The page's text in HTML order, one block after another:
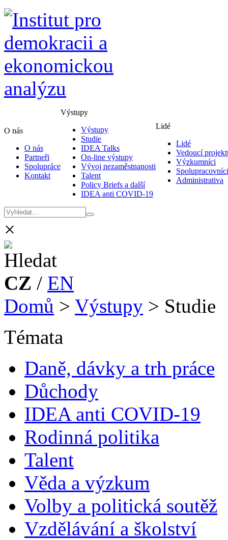
O nás
O nás
Partneři
Spolupráce
Kontakt
Výstupy
Výstupy
Studie
IDEA Talks
On-line výstupy
Vývoj nezaměstnanosti
Talent
Policy Briefs a další
IDEA anti COVID-19
Lidé
Lidé
Vedoucí
Výzkumníci
Spolupracovníci
Administrativa
×
CZ / EN
Domů > Výstupy > Studie
Témata
Daně, dávky a trh práce
Důchody
IDEA anti COVID-19
Rodinná politika
Talent
Věda a výzkum
Volby a politická soutěž
Vzdělávání a školství